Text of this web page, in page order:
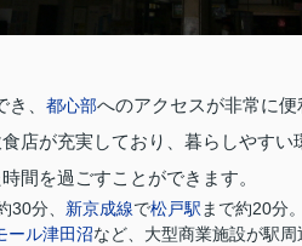
、 都心部へのアクセスが非常に
店が充実しており、暮らしやす
間を過ごすことができます。
30分、 新京成線で松戸駅まで約20分。
ール津田沼など、大型商業施設が駅周